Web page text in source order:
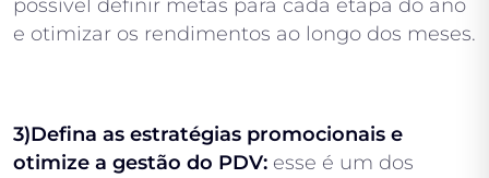
possível definir metas para cada etapa do ano
e otimizar os rendimentos ao longo dos meses.
3)Defina as estratégias promocionais e
otimize a gestão do PDV: esse é um dos